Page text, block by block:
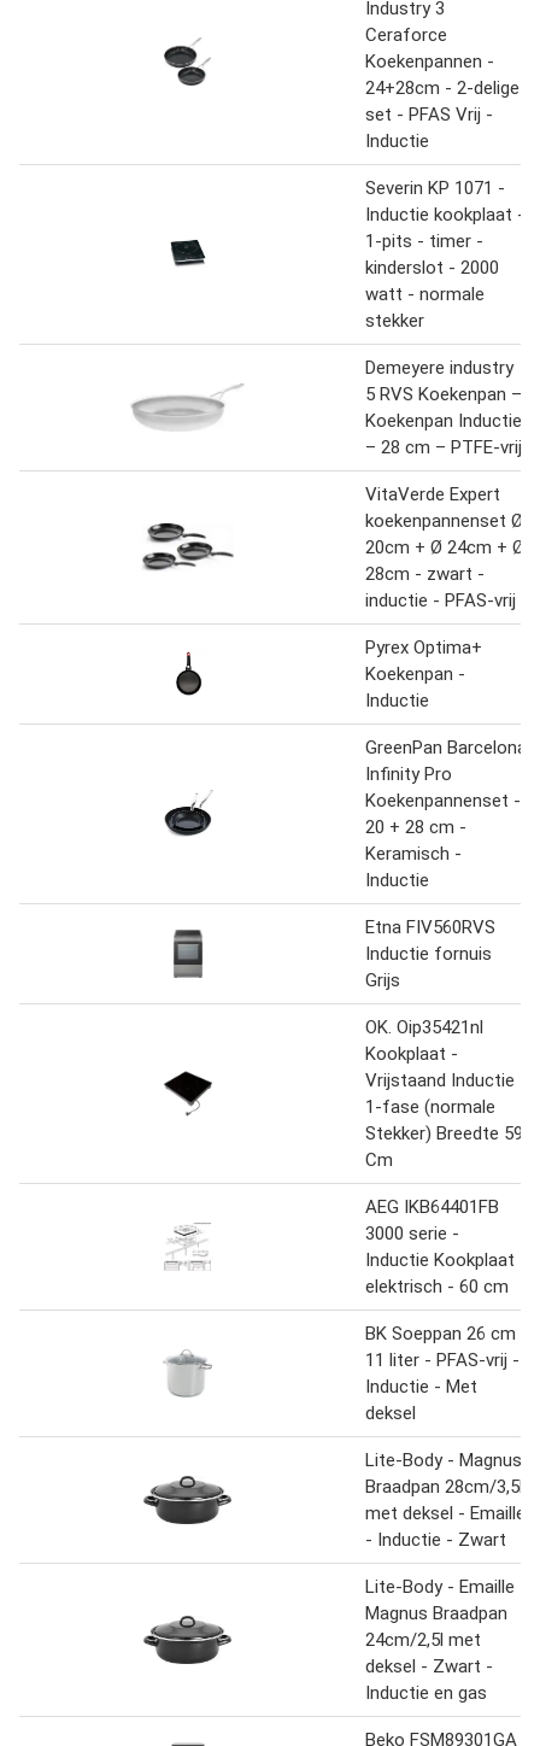
Industry 3
Ceraforce
Koekenpannen -
24+28cm - 2-delige
set - PFAS Vrij -
Inductie
Severin KP 1071 -
Inductie kookplaat -
1-pits - timer -
kinderslot - 2000
watt - normale
stekker
Demeyere industry
5 RVS Koekenpan –
Koekenpan Inductie
– 28 cm – PTFE-vrij
VitaVerde Expert
koekenpannenset Ø
20cm + Ø 24cm + Ø
28cm - zwart -
inductie - PFAS-vrij
Pyrex Optima+
Koekenpan -
Inductie
GreenPan Barcelona
Infinity Pro
Koekenpannenset -
20 + 28 cm -
Keramisch -
Inductie
Etna FIV560RVS
Inductie fornuis
Grijs
OK. Oip35421nl
Kookplaat -
Vrijstaand Inductie
1-fase (normale
Stekker) Breedte 59
Cm
AEG IKB64401FB
3000 serie -
Inductie Kookplaat
elektrisch - 60 cm
BK Soeppan 26 cm
11 liter - PFAS-vrij -
Inductie - Met
deksel
Lite-Body - Magnus
Braadpan 28cm/3,5l
met deksel - Emaille
- Inductie - Zwart
Lite-Body - Emaille -
Magnus Braadpan
24cm/2,5l met
deksel - Zwart -
Inductie en gas
Beko FSM89301GA